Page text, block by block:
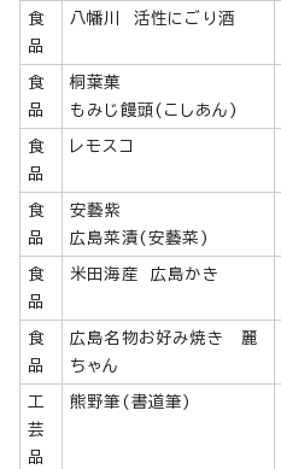
食
品
八幡川 活性にごり酒
食
品
桐葉菓
もみじ饅頭(こしあん)
食
品
レモスコ
食
品
安藝紫
広島菜漬(安藝菜)
食
品
米田海産 広島かき
食
品
広島名物お好み焼き 麗
ちゃん
工
芸
品
熊野筆(書道筆)